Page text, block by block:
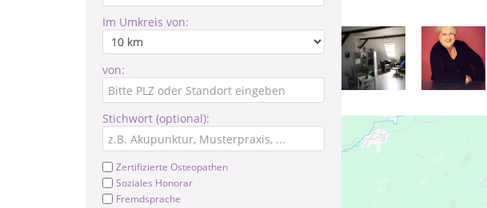
Im Umkreis von:
von:
Stichwort (optional):
Zertifizierte Osteopathen
Soziales Honorar
Fremdsprache